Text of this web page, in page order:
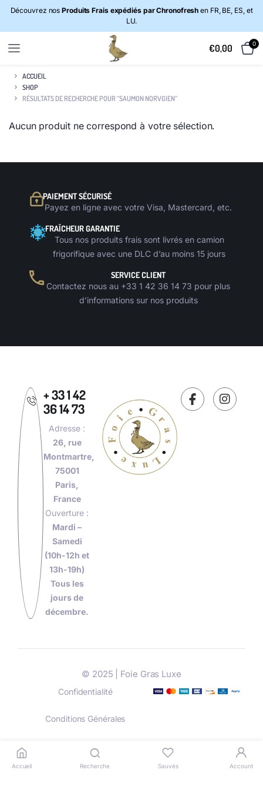
Découvrez nosProduits Frais expédiés par Chronofresh en FR, BE, ES, et
LU.
€0,00 0
Accueil Recherche Sauvés Account
ACCUEIL
SHOP
RÉSULTATS DE RECHERCHE POUR “SAUMON NORVGIEN”
Aucun produit ne correspond à votre sélection.
PAIEMENT SÉCURISÉ
Payez en ligne avec votre Visa, Mastercard, etc.
FRAÎCHEUR GARANTIE
Tous nos produits frais sont livrés en camion
frigorifique avec une DLC d’au moins 15 jours
SERVICE CLIENT
Contactez nous au +33 1 42 36 14 73 pour plus
d’informations sur nos produits
+ 33 1 42
36 14 73
Adresse :
26, rue
Montmartre,
75001
Paris,
France
Ouverture :
Mardi –
Samedi
(10h-12h et
13h-19h)
Tous les
jours de
décembre.
© 2025 | Foie Gras Luxe
Confidentialité
Conditions Générales